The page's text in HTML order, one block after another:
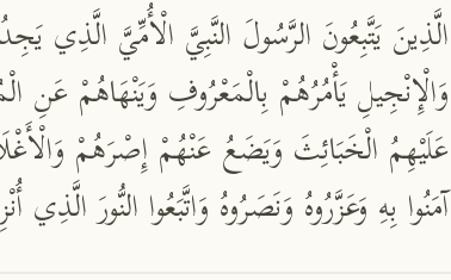
الَّذِينَ يَتَّبِعُونَ الرَّسُولَ النَّبِيَّ الْأُمِّيَّ الَّذِي
وَالْإِنْجِيلِ يَأْمُرُهُمْ بِالْمَعْرُوفِ وَيَنْهَاهُمْ عَنِ
عَلَيْهِمُ الْخَبَائِثَ وَيَضَعُ عَنْهُمْ إِصْرَهُمْ
آمَنُوا بِهِ وَعَزَّرُوهُ وَنَصَرُوهُ وَاتَّبَعُوا النُّورَ